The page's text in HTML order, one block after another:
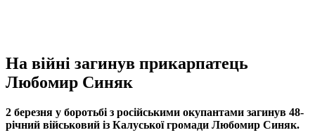
На війні загинув прикарпатець
Любомир Синяк
2 березня у боротьбі з російськими окупантами загинув 48-
річний військовий із Калуської громади Любомир Синяк.